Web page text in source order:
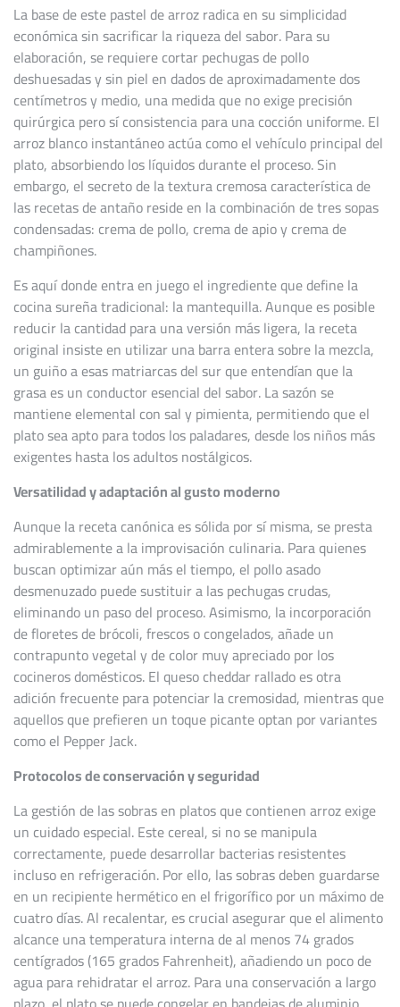
La base de este pastel de arroz radica en su simplicidad
económica sin sacrificar la riqueza del sabor. Para su
elaboración, se requiere cortar pechugas de pollo
deshuesadas y sin piel en dados de aproximadamente dos
centímetros y medio, una medida que no exige precisión
quirúrgica pero sí consistencia para una cocción uniforme. El
arroz blanco instantáneo actúa como el vehículo principal del
plato, absorbiendo los líquidos durante el proceso. Sin
embargo, el secreto de la textura cremosa característica de
las recetas de antaño reside en la combinación de tres sopas
condensadas: crema de pollo, crema de apio y crema de
champiñones.
Es aquí donde entra en juego el ingrediente que define la
cocina sureña tradicional: la mantequilla. Aunque es posible
reducir la cantidad para una versión más ligera, la receta
original insiste en utilizar una barra entera sobre la mezcla,
un guiño a esas matriarcas del sur que entendían que la
grasa es un conductor esencial del sabor. La sazón se
mantiene elemental con sal y pimienta, permitiendo que el
plato sea apto para todos los paladares, desde los niños más
exigentes hasta los adultos nostálgicos.
Versatilidad y adaptación al gusto moderno
Aunque la receta canónica es sólida por sí misma, se presta
admirablemente a la improvisación culinaria. Para quienes
buscan optimizar aún más el tiempo, el pollo asado
desmenuzado puede sustituir a las pechugas crudas,
eliminando un paso del proceso. Asimismo, la incorporación
de floretes de brócoli, frescos o congelados, añade un
contrapunto vegetal y de color muy apreciado por los
cocineros domésticos. El queso cheddar rallado es otra
adición frecuente para potenciar la cremosidad, mientras que
aquellos que prefieren un toque picante optan por variantes
como el Pepper Jack.
Protocolos de conservación y seguridad
La gestión de las sobras en platos que contienen arroz exige
un cuidado especial. Este cereal, si no se manipula
correctamente, puede desarrollar bacterias resistentes
incluso en refrigeración. Por ello, las sobras deben guardarse
en un recipiente hermético en el frigorífico por un máximo de
cuatro días. Al recalentar, es crucial asegurar que el alimento
alcance una temperatura interna de al menos 74 grados
centígrados (165 grados Fahrenheit), añadiendo un poco de
agua para rehidratar el arroz. Para una conservación a largo